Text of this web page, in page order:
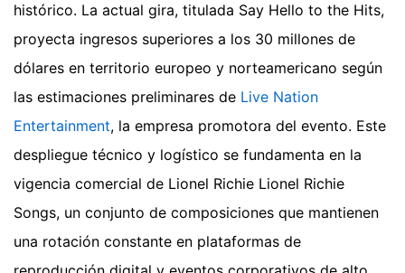
histórico. La actual gira, titulada Say Hello to the Hits,
proyecta ingresos superiores a los 30 millones de
dólares en territorio europeo y norteamericano según
las estimaciones preliminares de Live Nation
Entertainment, la empresa promotora del evento. Este
despliegue técnico y logístico se fundamenta en la
vigencia comercial de Lionel Richie Lionel Richie
Songs, un conjunto de composiciones que mantienen
una rotación constante en plataformas de